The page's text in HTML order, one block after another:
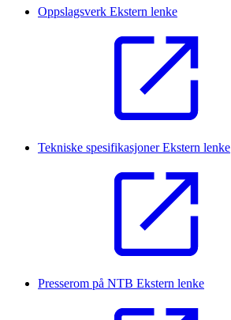
Oppslagsverk Ekstern lenke
Tekniske spesifikasjonerEkstern lenke
Presserom på NTB Ekstern lenke